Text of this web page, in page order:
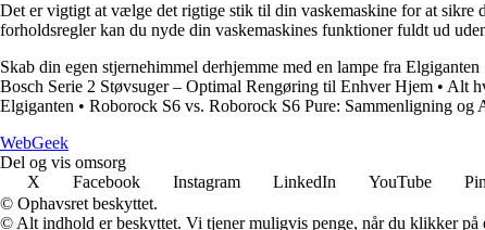
Det er vigtigt at vælge det rigtige stik til din vaskemaskine for at sikre
forholdsregler kan du nyde din vaskemaskines funktioner fuldt ud
Skab din egen stjernehimmel derhjemme med en lampe fra Elgiganten
Bosch Serie 2 Støvsuger – Optimal Rengøring til Enhver Hjem • Alt
Elgiganten • Roborock S6 vs. Roborock S6 Pure: Sammenligning og
WebGeek
Del og vis omsorg
X
Facebook Instagram LinkedIn YouTube
© Ophavsret beskyttet.
© Alt indhold er beskyttet. Vi tjener muligvis penge, når du klikker på